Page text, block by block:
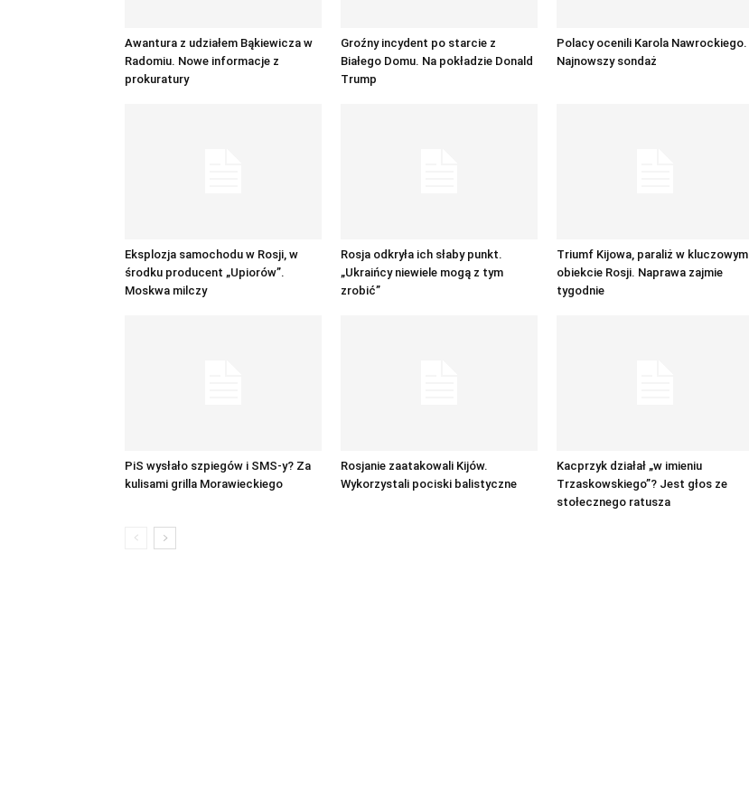
Awantura z udziałem Bąkiewicza w
Radomiu. Nowe informacje z
prokuratury
Groźny incydent po starcie z
Białego Domu. Na pokładzie Donald
Trump
Polacy ocenili Karola Nawrockiego.
Najnowszy sondaż
Eksplozja samochodu w Rosji, w
środku producent „Upiorów”.
Moskwa milczy
Rosja odkryła ich słaby punkt.
„Ukraińcy niewiele mogą z tym
zrobić”
Triumf Kijowa, paraliż w kluczowym
obiekcie Rosji. Naprawa zajmie
tygodnie
PiS wysłało szpiegów i SMS-y? Za
kulisami grilla Morawieckiego
Rosjanie zaatakowali Kijów.
Wykorzystali pociski balistyczne
Kacprzyk działał „w imieniu
Trzaskowskiego”? Jest głos ze
stołecznego ratusza